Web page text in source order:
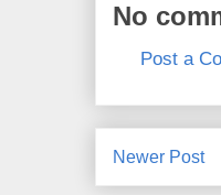
No
Post a
Newer Post